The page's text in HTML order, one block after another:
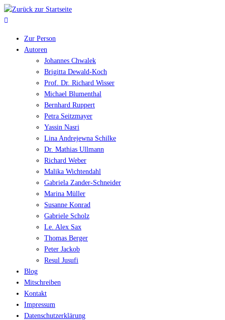
Zur Person
Autoren
Johannes Chwalek
Brigitta Dewald-Koch
Prof. Dr. Richard Wisser
Michael Blumenthal
Bernhard Ruppert
Petra Seitzmayer
Yassin Nasri
Lina Andrejewna Schilke
Dr. Mathias Ullmann
Richard Weber
Malika Wichtendahl
Gabriela Zander-Schneider
Marina Müller
Susanne Konrad
Gabriele Scholz
Le. Alex Sax
Thomas Berger
Peter Jackob
Resul Jusufi
Blog
Mitschreiben
Kontakt
Impressum
Datenschutzerklärung